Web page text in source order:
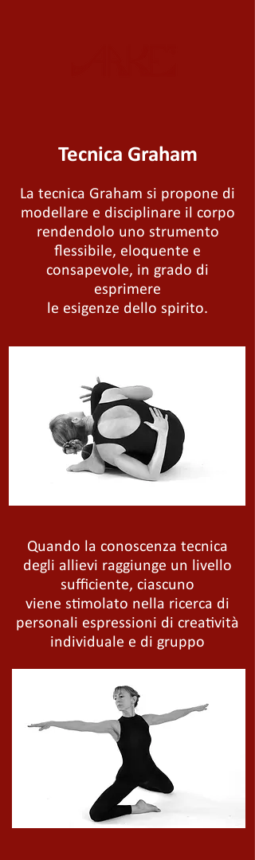
Tecnica Graham
La tecnica Graham si propone di
modellare e disciplinare il corpo
rendendolo uno strumento
flessibile, eloquente e
consapevole, in grado di
esprimere
le esigenze dello spirito.
Quando la conoscenza tecnica
degli allievi raggiunge un livello
sufficiente, ciascuno
viene stimolato nella ricerca di
personali espressioni di creatività
individuale e di gruppo